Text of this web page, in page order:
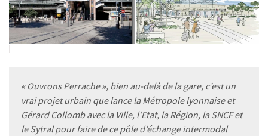
« Ouvrons Perrache », bien au-delà de la gare, c’est un
vrai projet urbain que lance la Métropole lyonnaise et
Gérard Collomb avec la Ville, l’Etat, la Région, la SNCF et
le Sytral pour faire de ce pôle d’échange intermodal